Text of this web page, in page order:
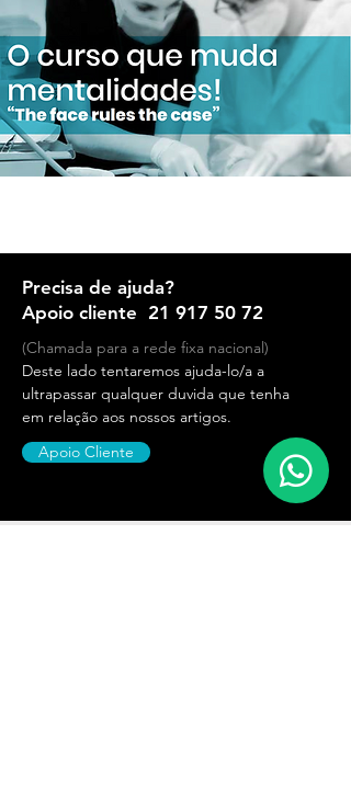
Precisa de ajuda?
Apoio cliente 21 917 50 72
(Chamada para a rede fixa nacional)
Deste lado tentaremos ajuda-lo/a a
ultrapassar qualquer duvida que tenha
em relação aos nossos artigos.
Apoio Cliente